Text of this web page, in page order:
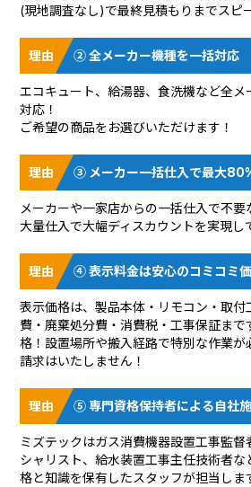
(現地調査なし)で最終見積もりまでスピ
② 全メーカー機種を一括対応
エコキュート、給湯器、食洗機など全メ
対応！
ご希望の商品をお選びいただけます！
③ メーカー一括仕入で最大
メーカーや一家店からの一括仕入で不要
大量仕入で大幅ディスカウントを実現し
④ 表示料金は安心のコミコミ価
表示価格は、製品本体・リモコン・取付
費・廃棄処分費・消費税・工事保証まで
格！設置場所や搬入経路で特別な作業が
請求はいたしません！
⑤ 専門資格保持者による自社施
ミズテックはガス消費機器設置工事監督
シャリスト、給水装置工事主任技術者
格と知識を保有したスタッフが担当しま